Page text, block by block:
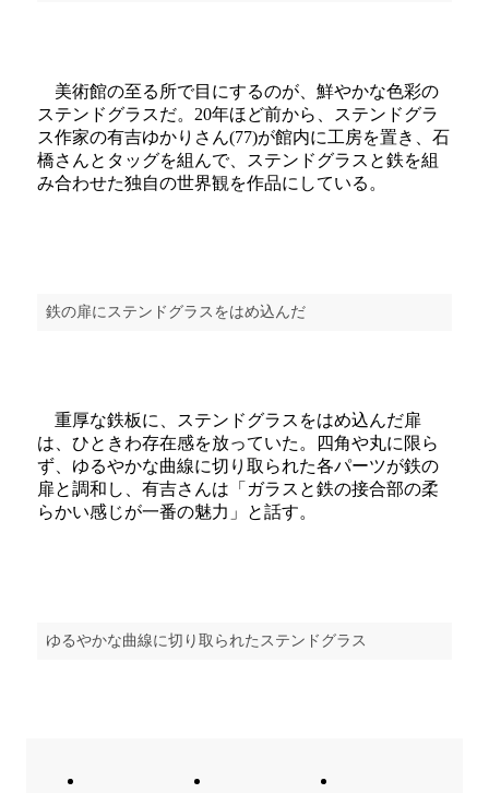
美術館の至る所で目にするのが、鮮やかな色彩の
ステンドグラスだ。20年ほど前から、ステンドグラ
ス作家の有吉ゆかりさん(77)が館内に工房を置き、石
橋さんとタッグを組んで、ステンドグラスと鉄を組
み合わせた独自の世界観を作品にしている。
鉄の扉にステンドグラスをはめ込んだ
重厚な鉄板に、ステンドグラスをはめ込んだ扉
は、ひときわ存在感を放っていた。四角や丸に限ら
ず、ゆるやかな曲線に切り取られた各パーツが鉄の
扉と調和し、有吉さんは「ガラスと鉄の接合部の柔
らかい感じが一番の魅力」と話す。
ゆるやかな曲線に切り取られたステンドグラス